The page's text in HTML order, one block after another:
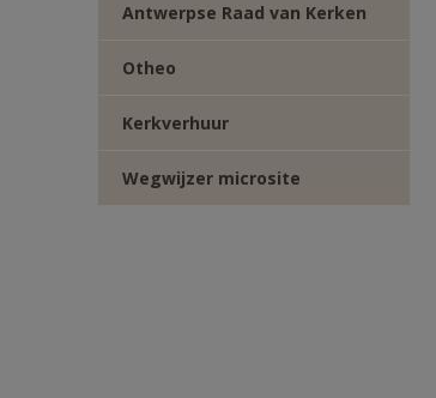
Antwerpse Raad van Kerken
Otheo
Kerkverhuur
Wegwijzer microsite